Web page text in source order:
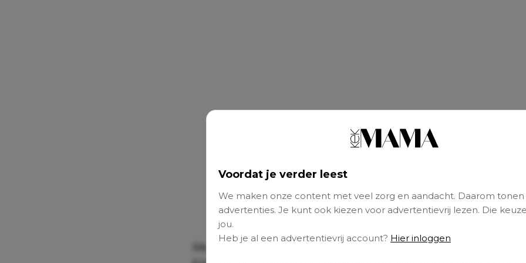
Voordat je verder leest
We maken onze content met veel zorg en aandacht. Daarom tonen
advertenties. Je kunt ook kiezen voor advertentievrij lezen. Die
jou.
Heb je al een advertentievrij account? Hier inloggen
Monica: “Het was zo’n dag waarop alles eindelijk eens